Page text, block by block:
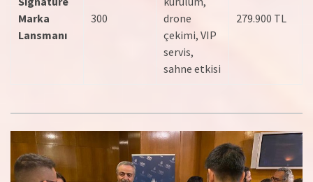
Marka
Lansmanı
300
drone
çekimi, VIP
servis,
sahne etkisi
279.900 TL